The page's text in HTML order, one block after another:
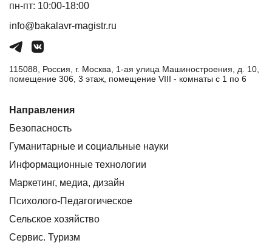
пн-пт: 10:00-18:00
info@bakalavr-magistr.ru
115088, Россия, г. Москва, 1-ая улица Машиностроения, д. 10,
помещение 306, 3 этаж, помещение VIII - комнаты с 1 по 6
Направления
Безопасность
Гуманитарные и социальные науки
Информационные технологии
Маркетинг, медиа, дизайн
Психолого-Педагогическое
Сельское хозяйство
Сервис. Туризм